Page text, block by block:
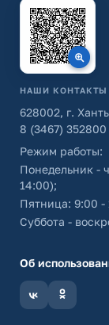
НАШИ КОНТАКТЫ
628002, г.
8 (3467) 352800
Режим работы:
Понедельник -
14:00);
Пятница: 9:00 -
Суббота -
Об